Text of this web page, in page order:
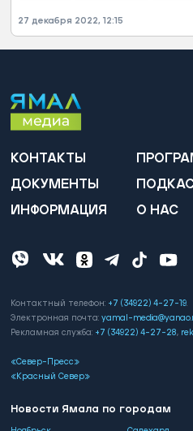
27 декабря 2022, 12:15
КОНТАКТЫ
ДОКУМЕНТЫ
ИНФОРМАЦИЯ
О НАС
Контактный телефон: +7 (34922) 4-27-19.
Электронная почта: yamal-
Рекламная служба: +7 (34922) 4-27-28,
«Север-Пресс»
«Красный Север»
Новости Ямала по городам